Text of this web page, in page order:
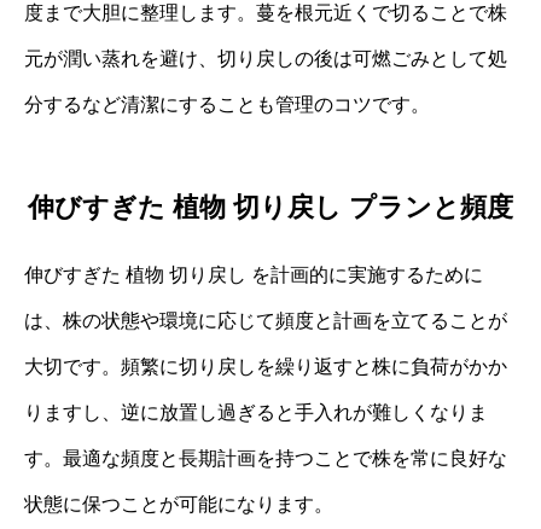
度まで大胆に整理します。蔓を根元近くで切ることで株
元が潤い蒸れを避け、切り戻しの後は可燃ごみとして処
分するなど清潔にすることも管理のコツです。
伸びすぎた 植物 切り戻し プランと頻度
伸びすぎた 植物 切り戻し を計画的に実施するために
は、株の状態や環境に応じて頻度と計画を立てることが
大切です。頻繁に切り戻しを繰り返すと株に負荷がかか
りますし、逆に放置し過ぎると手入れが難しくなりま
す。最適な頻度と長期計画を持つことで株を常に良好な
状態に保つことが可能になります。